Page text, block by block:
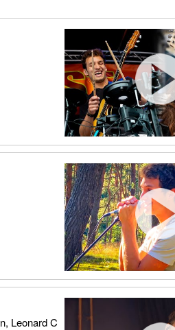
Leonard C